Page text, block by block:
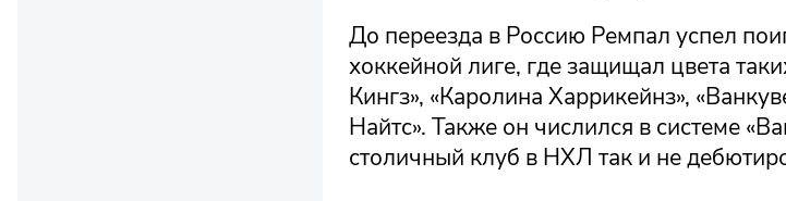
До переезда в Россию Ремпал успел
хоккейной лиге, где защищал цвета
Кингз», «Каролина Харрикейнз»,
Найтс». Также он числился в системе
столичный клуб в НХЛ так и не